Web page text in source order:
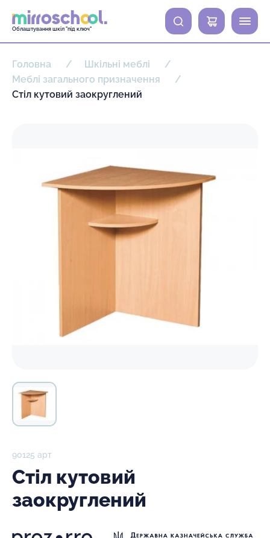
Облаштування шкіл "під ключ"
0
Головна
Шкільні меблі
Меблі загального призначення
Стіл кутовий заокруглений
90125 арт
Стіл кутовий
заокруглений